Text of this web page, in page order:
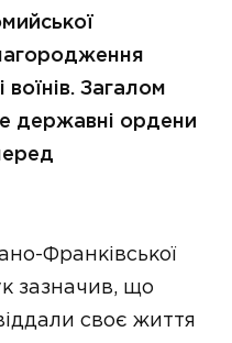
воїнів. Загалом
державні ордени
Франківської
зазначив, що
своє життя